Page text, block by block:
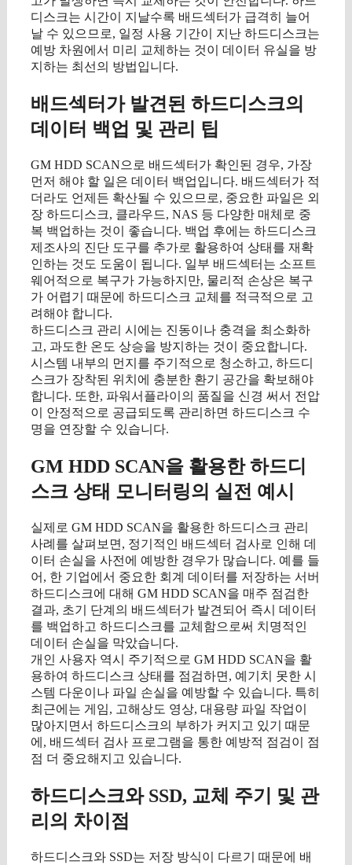
디스크는 시간이 지날수록 배드섹터가 급격히 늘어
날 수 있으므로, 일정 사용 기간이 지난 하드디스크는
예방 차원에서 미리 교체하는 것이 데이터 유실을 방
지하는 최선의 방법입니다.
배드섹터가 발견된 하드디스크의
데이터 백업 및 관리 팁
GM HDD SCAN으로 배드섹터가 확인된 경우, 가장
먼저 해야 할 일은 데이터 백업입니다. 배드섹터가 적
더라도 언제든 확산될 수 있으므로, 중요한 파일은 외
장 하드디스크, 클라우드, NAS 등 다양한 매체로 중
복 백업하는 것이 좋습니다. 백업 후에는 하드디스크
제조사의 진단 도구를 추가로 활용하여 상태를 재확
인하는 것도 도움이 됩니다. 일부 배드섹터는 소프트
웨어적으로 복구가 가능하지만, 물리적 손상은 복구
가 어렵기 때문에 하드디스크 교체를 적극적으로 고
려해야 합니다.
하드디스크 관리 시에는 진동이나 충격을 최소화하
고, 과도한 온도 상승을 방지하는 것이 중요합니다.
시스템 내부의 먼지를 주기적으로 청소하고, 하드디
스크가 장착된 위치에 충분한 환기 공간을 확보해야
합니다. 또한, 파워서플라이의 품질을 신경 써서 전압
이 안정적으로 공급되도록 관리하면 하드디스크 수
명을 연장할 수 있습니다.
GM HDD SCAN을 활용한 하드디
스크 상태 모니터링의 실전 예시
실제로 GM HDD SCAN을 활용한 하드디스크 관리
사례를 살펴보면, 정기적인 배드섹터 검사로 인해 데
이터 손실을 사전에 예방한 경우가 많습니다. 예를 들
어, 한 기업에서 중요한 회계 데이터를 저장하는 서버
하드디스크에 대해 GM HDD SCAN을 매주 점검한
결과, 초기 단계의 배드섹터가 발견되어 즉시 데이터
를 백업하고 하드디스크를 교체함으로써 치명적인
데이터 손실을 막았습니다.
개인 사용자 역시 주기적으로 GM HDD SCAN을 활
용하여 하드디스크 상태를 점검하면, 예기치 못한 시
스템 다운이나 파일 손실을 예방할 수 있습니다. 특히
최근에는 게임, 고해상도 영상, 대용량 파일 작업이
많아지면서 하드디스크의 부하가 커지고 있기 때문
에, 배드섹터 검사 프로그램을 통한 예방적 점검이 점
점 더 중요해지고 있습니다.
하드디스크와 SSD, 교체 주기 및 관
리의 차이점
하드디스크와 SSD는 저장 방식이 다르기 때문에 배